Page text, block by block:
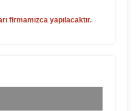
firmamızca yapılacaktır.